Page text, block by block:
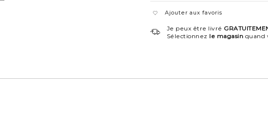
Ajouter aux favoris
Je peux être livré
Sélectionnez le magasin quand